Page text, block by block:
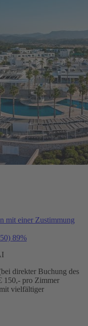
mit einer Zustimmung
89%
direkter Buchung des
150,- pro Zimmer
vielfältiger